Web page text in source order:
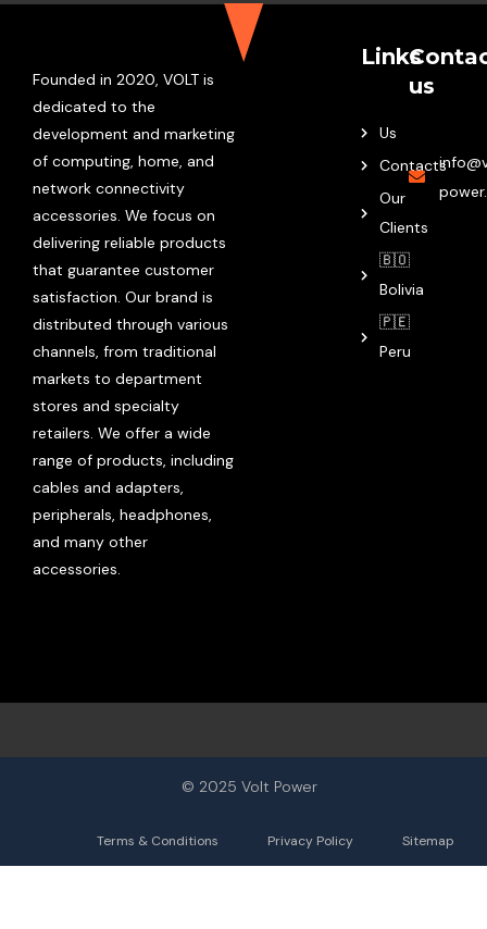
Founded in 2020, VOLT is
dedicated to the
development and marketing
of computing, home, and
network connectivity
accessories. We focus on
delivering reliable products
that guarantee customer
satisfaction. Our brand is
distributed through various
channels, from traditional
markets to department
stores and specialty
retailers. We offer a wide
range of products, including
cables and adapters,
peripherals, headphones,
and many other
accessories.
Links
Us
Contacts
Our
Clients
🇧🇴
Bolivia
🇵🇪
Peru
us
© 2025 Volt Power
Terms & Conditions Privacy Policy Sitemap